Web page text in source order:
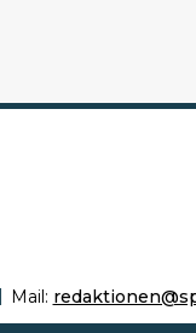
Mail: